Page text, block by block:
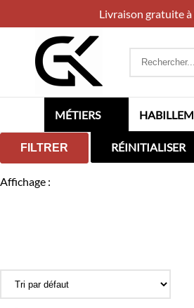
Livraison gratuite
Rechercher
MÉTIERS
FILTRER RÉINITIALISER
Affichage :